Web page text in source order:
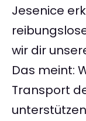
Jesenice
wir dir
Das meint:
Transport